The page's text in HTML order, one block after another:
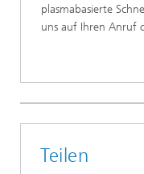
plasmabasierte
uns auf Ihren Anruf
Teilen